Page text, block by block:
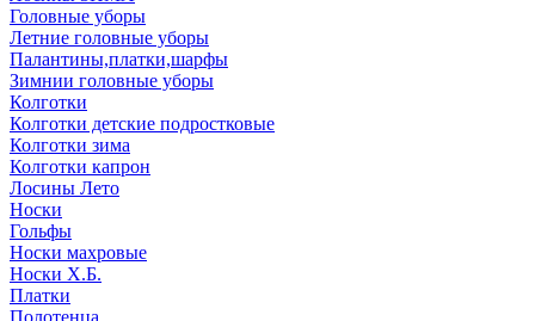
Головные уборы
Летние головные уборы
Палантины,платки,шарфы
Зимнии головные уборы
Колготки
Колготки детские подростковые
Колготки зима
Колготки капрон
Лосины Лето
Носки
Гольфы
Носки махровые
Носки Х.Б.
Платки
Полотенца